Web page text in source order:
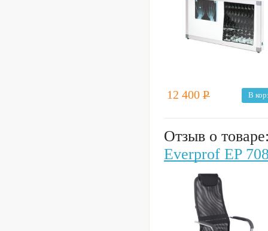
12 400 Р В
Отзыв о
Everprof EP